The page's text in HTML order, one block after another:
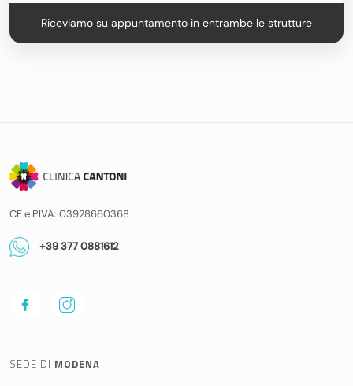
Riceviamo su appuntamento in entrambe le strutture
CF e PIVA: 03928660368
+39 377 0881612
SEDE DI MODENA